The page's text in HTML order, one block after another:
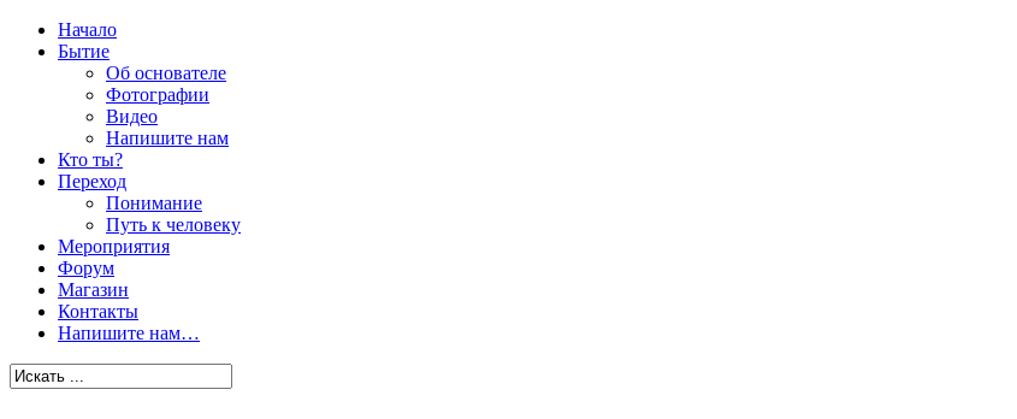
Начало
Бытие
Об основателе
Фотографии
Видео
Напишите нам
Кто ты?
Переход
Понимание
Путь к человеку
Мероприятия
Форум
Магазин
Контакты
Напишите нам…